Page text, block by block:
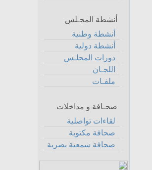
أنشطة المجـلس
أنشطة وطنية
أنشطة دولية
دورات المجلـس
اللجـان
ملفـات
صحـافة و مداخلات
لقاءات تواصلية
صحافة مكتوبة
صحافة سمعية بصرية